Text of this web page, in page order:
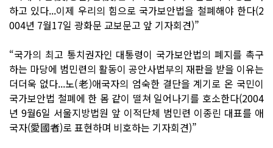
하고 있다...이제 우리의 힘으로 국가보안법을 철폐해야 한다(2
004년 7월17일 광화문 교보문고 앞 기자회견)”
“국가의 최고 통치권자인 대통령이 국가보안법의 폐지를 촉구
하는 마당에 범민련의 활동이 공안사법부의 재판을 받을 이유는
더더욱 없다...노(老)애국자의 엄숙한 결단을 계기로 온 국민이
국가보안법 철폐에 한 몸 같이 떨쳐 일어나기를 호소한다(2004
년 9월6일 서울지방법원 앞 이적단체 범민련 이종린 대표를 애
국자(愛國者)로 표현하며 비호하는 기자회견)”